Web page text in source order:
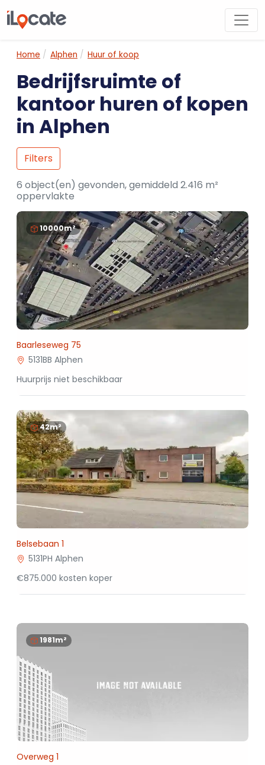
Home Alphen Huur of koop
Bedrijfsruimte of
kantoor huren of kopen
in Alphen
Filters
6 object(en) gevonden, gemiddeld 2.416 m²
oppervlakte
10000m²
Baarleseweg 75
5131BB Alphen
Huurprijs niet beschikbaar
42m²
Belsebaan 1
5131PH Alphen
€875.000 kosten koper
1981m²
Overweg 1